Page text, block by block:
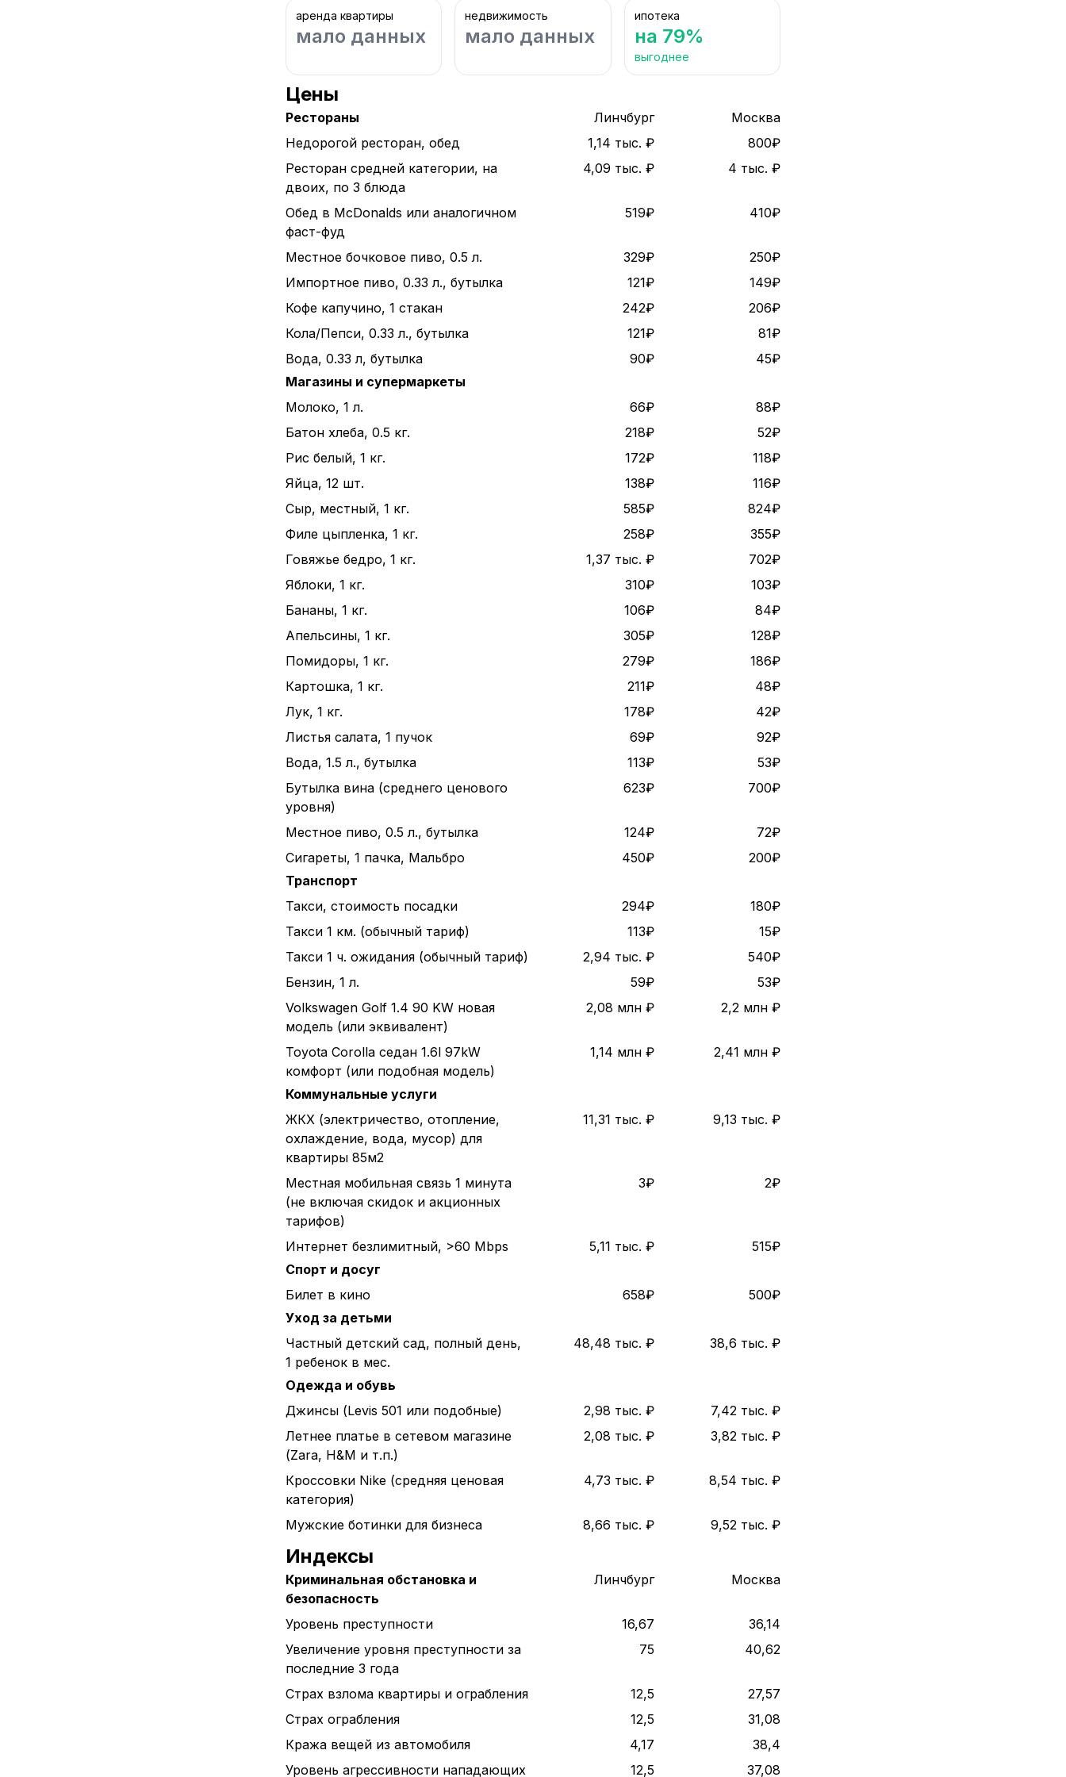
аренда квартиры
мало данных
недвижимость
мало данных
ипотека
на 79%
выгоднее
Цены
Рестораны Линчбург
Москва
Недорогой ресторан, обед
1,14 тыс. ₽
800₽
Ресторан средней категории, на
двоих, по 3 блюда
4,09 тыс. ₽ 4 тыс. ₽
Обед в McDonalds или аналогичном
фаст-фуд
519₽ 410₽
Местное бочковое пиво, 0.5 л. 329₽
250₽
Импортное пиво, 0.33 л., бутылка
121₽
149₽
Кофе капучино, 1 стакан
242₽
206₽
Кола/Пепси, 0.33 л., бутылка
121₽
81₽
Вода, 0.33 л, бутылка
90₽
45₽
Магазины и супермаркеты
Молоко, 1 л.
66₽
88₽
Батон хлеба, 0.5 кг.
218₽
52₽
Рис белый, 1 кг.
172₽
118₽
Яйца, 12 шт.
138₽
116₽
Сыр, местный, 1 кг.
585₽
824₽
Филе цыпленка, 1 кг.
258₽
355₽
Говяжье бедро, 1 кг.
1,37 тыс. ₽
702₽
Яблоки, 1 кг.
310₽
103₽
Бананы, 1 кг.
106₽
84₽
Апельсины, 1 кг.
305₽
128₽
Помидоры, 1 кг.
279₽
186₽
Картошка, 1 кг.
211₽
48₽
Лук, 1 кг.
178₽
42₽
Листья салата, 1 пучок
69₽
92₽
Вода, 1.5 л., бутылка
113₽
53₽
Бутылка вина (среднего ценового
уровня)
623₽ 700₽
Местное пиво, 0.5 л., бутылка 124₽
72₽
Сигареты, 1 пачка, Мальбро
450₽
200₽
Транспорт
Такси, стоимость посадки
294₽
180₽
Такси 1 км. (обычный тариф)
113₽
15₽
Такси 1 ч. ожидания (обычный тариф)
2,94 тыс. ₽
540₽
Бензин, 1 л.
59₽
53₽
Volkswagen Golf 1.4 90 KW новая
модель (или эквивалент)
2,08 млн ₽ 2,2 млн ₽
Toyota Corolla седан 1.6l 97kW
комфорт (или подобная модель)
1,14 млн ₽ 2,41 млн ₽
Коммунальные услуги
ЖКХ (электричество, отопление,
охлаждение, вода, мусор) для
квартиры 85м2
11,31 тыс. ₽ 9,13 тыс. ₽
Местная мобильная связь 1 минута
(не включая скидок и акционных
тарифов)
3₽ 2₽
Интернет безлимитный, >60 Mbps 5,11 тыс. ₽
515₽
Спорт и досуг
Билет в кино
658₽
500₽
Уход за детьми
Частный детский сад, полный день,
1 ребенок в мес.
48,48 тыс. ₽ 38,6 тыс. ₽
Одежда и обувь
Джинсы (Levis 501 или подобные)
2,98 тыс. ₽
7,42 тыс. ₽
Летнее платье в сетевом магазине
(Zara, H&M и т.п.)
2,08 тыс. ₽ 3,82 тыс. ₽
Кроссовки Nike (средняя ценовая
категория)
4,73 тыс. ₽ 8,54 тыс. ₽
Мужские ботинки для бизнеса 8,66 тыс. ₽ 9,52 тыс. ₽
Индексы
Криминальная обстановка и
безопасность
Линчбург Москва
Уровень преступности 16,67
36,14
Увеличение уровня преступности за
последние 3 года
75 40,62
Страх взлома квартиры и ограбления 12,5
27,57
Страх ограбления
12,5
31,08
Кража вещей из автомобиля
4,17
38,4
Уровень агрессивности нападающих
12,5 37,08